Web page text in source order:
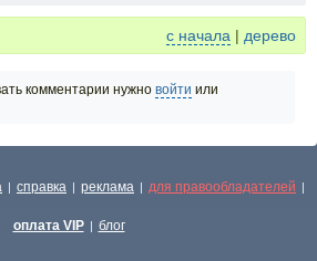
с начала | дерево
комментарии нужно войти или
| справка | реклама | для правообладателей |
оплата VIP | блог